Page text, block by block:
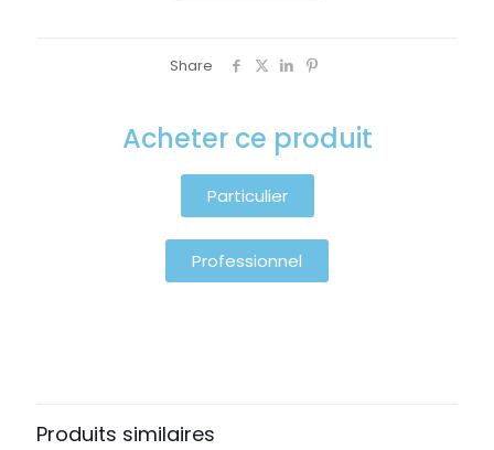
Share
Acheter ce produit
Particulier
Professionnel
Produits similaires